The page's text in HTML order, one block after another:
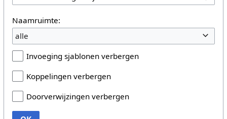
Naamruimte:
alle
Invoeging sjablonen verbergen
Koppelingen verbergen
Doorverwijzingen verbergen